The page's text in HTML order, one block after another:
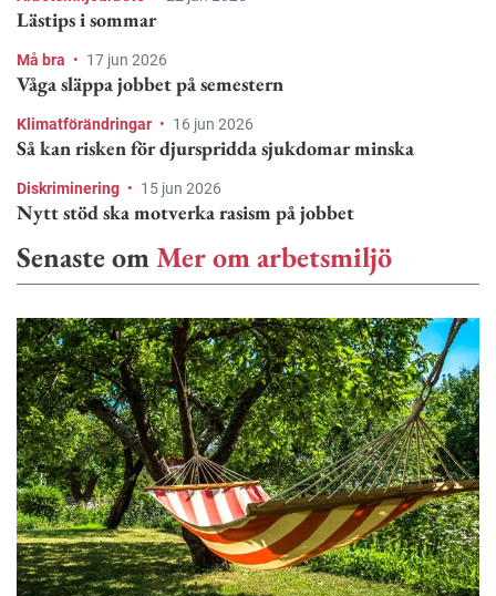
Lästips i sommar
Må bra • 17 jun 2026
Våga släppa jobbet på semestern
Klimatförändringar • 16 jun 2026
Så kan risken för djurspridda sjukdomar minska
Diskriminering • 15 jun 2026
Nytt stöd ska motverka rasism på jobbet
Senaste omMer om arbetsmiljö